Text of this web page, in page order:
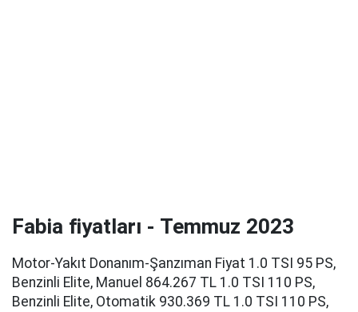
Fabia fiyatları - Temmuz 2023
Motor-Yakıt Donanım-Şanzıman Fiyat 1.0 TSI 95 PS,
Benzinli Elite, Manuel 864.267 TL 1.0 TSI 110 PS,
Benzinli Elite, Otomatik 930.369 TL 1.0 TSI 110 PS,